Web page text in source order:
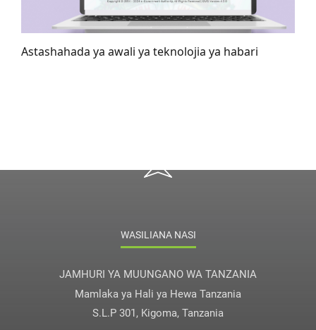
Astashahada ya awali ya teknolojia ya habari
WASILIANA NASI
JAMHURI YA MUUNGANO WA TANZANIA
Mamlaka ya Hali ya Hewa Tanzania
S.L.P 301, Kigoma, Tanzania